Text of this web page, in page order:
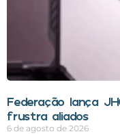
Federação lança
frustra aliados
6 de agosto de 2026